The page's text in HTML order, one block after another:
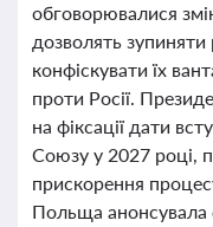
обговорювалися
дозволять зупиняти
конфіскувати їх
проти Росії.
на фіксації дати
Союзу у 2027 році,
прискорення
Польща анонсувала